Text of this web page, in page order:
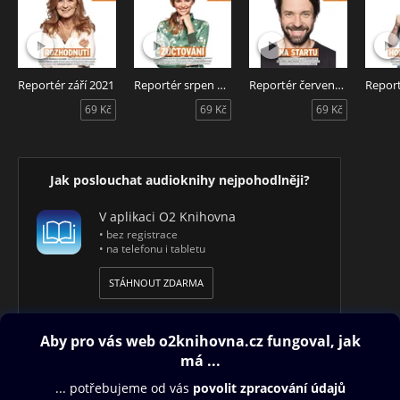
22. Kultura – Čím se živí černá díra
23. Kultura – Představuju si Zemi před miliony let
24. Kultura – Praha!
25. Styl – Malajský stánkář s hvězdou od Michelina
Reportér květen 2019 – Audiotéka ve spolupráci s
magazínem Reportér představuje měsíčník Reportér v audio
Reportér září 2021
69 Kč
Reportér srpen 2021
69 Kč
Reportér červenec 2021
69 Kč
Jak poslouchat audioknihy nejpohodlněji?
V aplikaci O2 Knihovna
• bez registrace
• na telefonu i tabletu
STÁHNOUT ZDARMA
Obsah ke stažení